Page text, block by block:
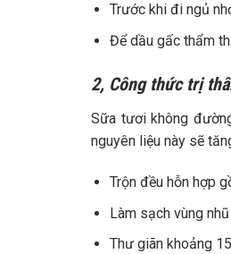
Trước khi đi ngủ
Để dầu gấc thẩm
2, Công thức trị
Sữa tươi không
nguyên liệu này sẽ
Trộn đều hỗn hợp
Làm sạch vùng
Thư giãn khoảng